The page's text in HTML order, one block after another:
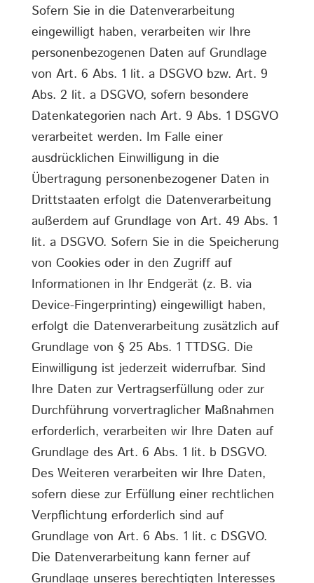
Sofern Sie in die Datenverarbeitung
eingewilligt haben, verarbeiten wir Ihre
personenbezogenen Daten auf Grundlage
von Art. 6 Abs. 1 lit. a DSGVO bzw. Art. 9
Abs. 2 lit. a DSGVO, sofern besondere
Datenkategorien nach Art. 9 Abs. 1 DSGVO
verarbeitet werden. Im Falle einer
ausdrücklichen Einwilligung in die
Übertragung personenbezogener Daten in
Drittstaaten erfolgt die Datenverarbeitung
außerdem auf Grundlage von Art. 49 Abs. 1
lit. a DSGVO. Sofern Sie in die Speicherung
von Cookies oder in den Zugriff auf
Informationen in Ihr Endgerät (z. B. via
Device-Fingerprinting) eingewilligt haben,
erfolgt die Datenverarbeitung zusätzlich auf
Grundlage von § 25 Abs. 1 TTDSG. Die
Einwilligung ist jederzeit widerrufbar. Sind
Ihre Daten zur Vertragserfüllung oder zur
Durchführung vorvertraglicher Maßnahmen
erforderlich, verarbeiten wir Ihre Daten auf
Grundlage des Art. 6 Abs. 1 lit. b DSGVO.
Des Weiteren verarbeiten wir Ihre Daten,
sofern diese zur Erfüllung einer rechtlichen
Verpflichtung erforderlich sind auf
Grundlage von Art. 6 Abs. 1 lit. c DSGVO.
Die Datenverarbeitung kann ferner auf
Grundlage unseres berechtigten Interesses